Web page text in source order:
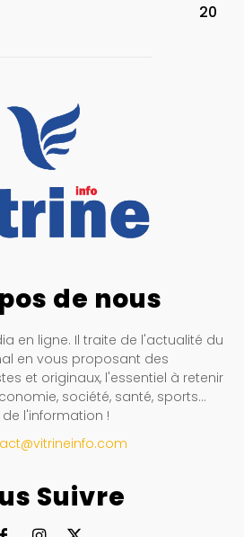
20
de nous
en ligne. Il traite de l'actualité du
en vous proposant des
et originaux, l'essentiel à retenir
société, santé, sports…
l'information !
Suivre